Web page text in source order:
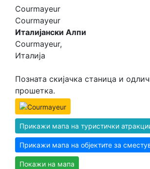
Courmayeur
Courmayeur
Италијански Алпи
Courmayeur,
Италија
Позната скијачка станица и
прошетка.
Прикажи мапа на туристички
Прикажи мапа на објектите за
Покажи на мапа